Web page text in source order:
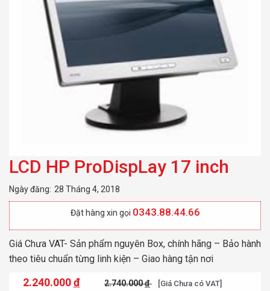
LCD HP ProDispLay 17 inch
Ngày đăng: 28 Tháng 4, 2018
Đặt hàng xin gọi 0343.88.44.66
Giá Chưa VAT- Sản phẩm nguyên Box, chính hãng – Bảo hành
theo tiêu chuẩn từng linh kiện – Giao hàng tận nơi
2.240.000đ 2.740.000đ [Giá Chưa có VAT]